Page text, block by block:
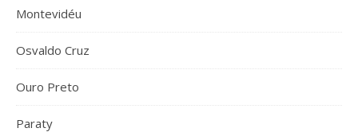
Montevidéu
Osvaldo Cruz
Ouro Preto
Paraty